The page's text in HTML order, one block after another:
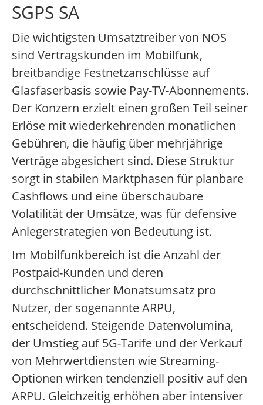
SGPS SA
Die wichtigsten Umsatztreiber von NOS
sind Vertragskunden im Mobilfunk,
breitbandige Festnetzanschlüsse auf
Glasfaserbasis sowie Pay-TV-Abonnements.
Der Konzern erzielt einen großen Teil seiner
Erlöse mit wiederkehrenden monatlichen
Gebühren, die häufig über mehrjährige
Verträge abgesichert sind. Diese Struktur
sorgt in stabilen Marktphasen für planbare
Cashflows und eine überschaubare
Volatilität der Umsätze, was für defensive
Anlegerstrategien von Bedeutung ist.
Im Mobilfunkbereich ist die Anzahl der
Postpaid-Kunden und deren
durchschnittlicher Monatsumsatz pro
Nutzer, der sogenannte ARPU,
entscheidend. Steigende Datenvolumina,
der Umstieg auf 5G-Tarife und der Verkauf
von Mehrwertdiensten wie Streaming-
Optionen wirken tendenziell positiv auf den
ARPU. Gleichzeitig erhöhen aber intensiver